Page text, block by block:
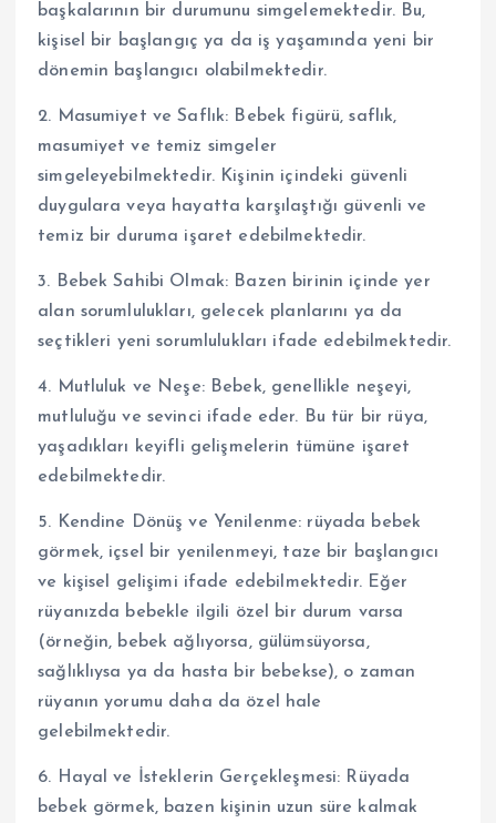
başkalarının bir durumunu simgelemektedir. Bu,
kişisel bir başlangıç ya da iş yaşamında yeni bir
dönemin başlangıcı olabilmektedir.
2. Masumiyet ve Saflık: Bebek figürü, saflık,
masumiyet ve temiz simgeler
simgeleyebilmektedir. Kişinin içindeki güvenli
duygulara veya hayatta karşılaştığı güvenli ve
temiz bir duruma işaret edebilmektedir.
3. Bebek Sahibi Olmak: Bazen birinin içinde yer
alan sorumlulukları, gelecek planlarını ya da
seçtikleri yeni sorumlulukları ifade edebilmektedir.
4. Mutluluk ve Neşe: Bebek, genellikle neşeyi,
mutluluğu ve sevinci ifade eder. Bu tür bir rüya,
yaşadıkları keyifli gelişmelerin tümüne işaret
edebilmektedir.
5. Kendine Dönüş ve Yenilenme: rüyada bebek
görmek, içsel bir yenilenmeyi, taze bir başlangıcı
ve kişisel gelişimi ifade edebilmektedir. Eğer
rüyanızda bebekle ilgili özel bir durum varsa
(örneğin, bebek ağlıyorsa, gülümsüyorsa,
sağlıklıysa ya da hasta bir bebekse), o zaman
rüyanın yorumu daha da özel hale
gelebilmektedir.
6. Hayal ve İsteklerin Gerçekleşmesi: Rüyada
bebek görmek, bazen kişinin uzun süre kalmak